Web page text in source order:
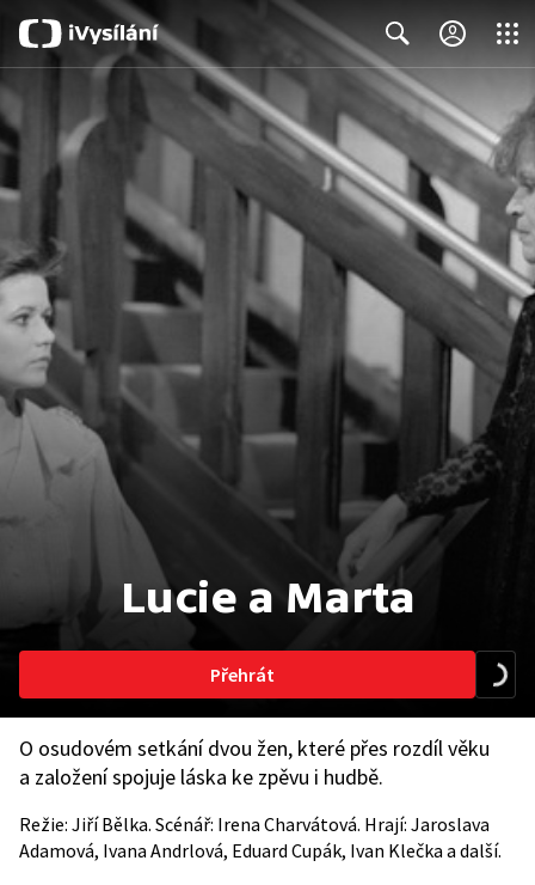
Search
Lucie a Marta
Přehrát
O osudovém setkání dvou žen, které přes rozdíl věku
a založení spojuje láska ke zpěvu i hudbě.
Režie: Jiří Bělka. Scénář: Irena Charvátová. Hrají: Jaroslava
Adamová, Ivana Andrlová, Eduard Cupák, Ivan Klečka a další.